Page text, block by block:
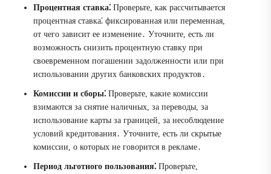
Процентная ставка⁚ Проверьте, как рассчитывается
процентная ставка⁚ фиксированная или переменная,
от чего зависит ее изменение․ Уточните, есть ли
возможность снизить процентную ставку при
своевременном погашении задолженности или при
использовании других банковских продуктов․
Комиссии и сборы⁚ Проверьте, какие комиссии
взимаются за снятие наличных, за переводы, за
использование карты за границей, за несоблюдение
условий кредитования․ Уточните, есть ли скрытые
комиссии, о которых не говорится в рекламе․
Период льготного пользования⁚ Проверьте,